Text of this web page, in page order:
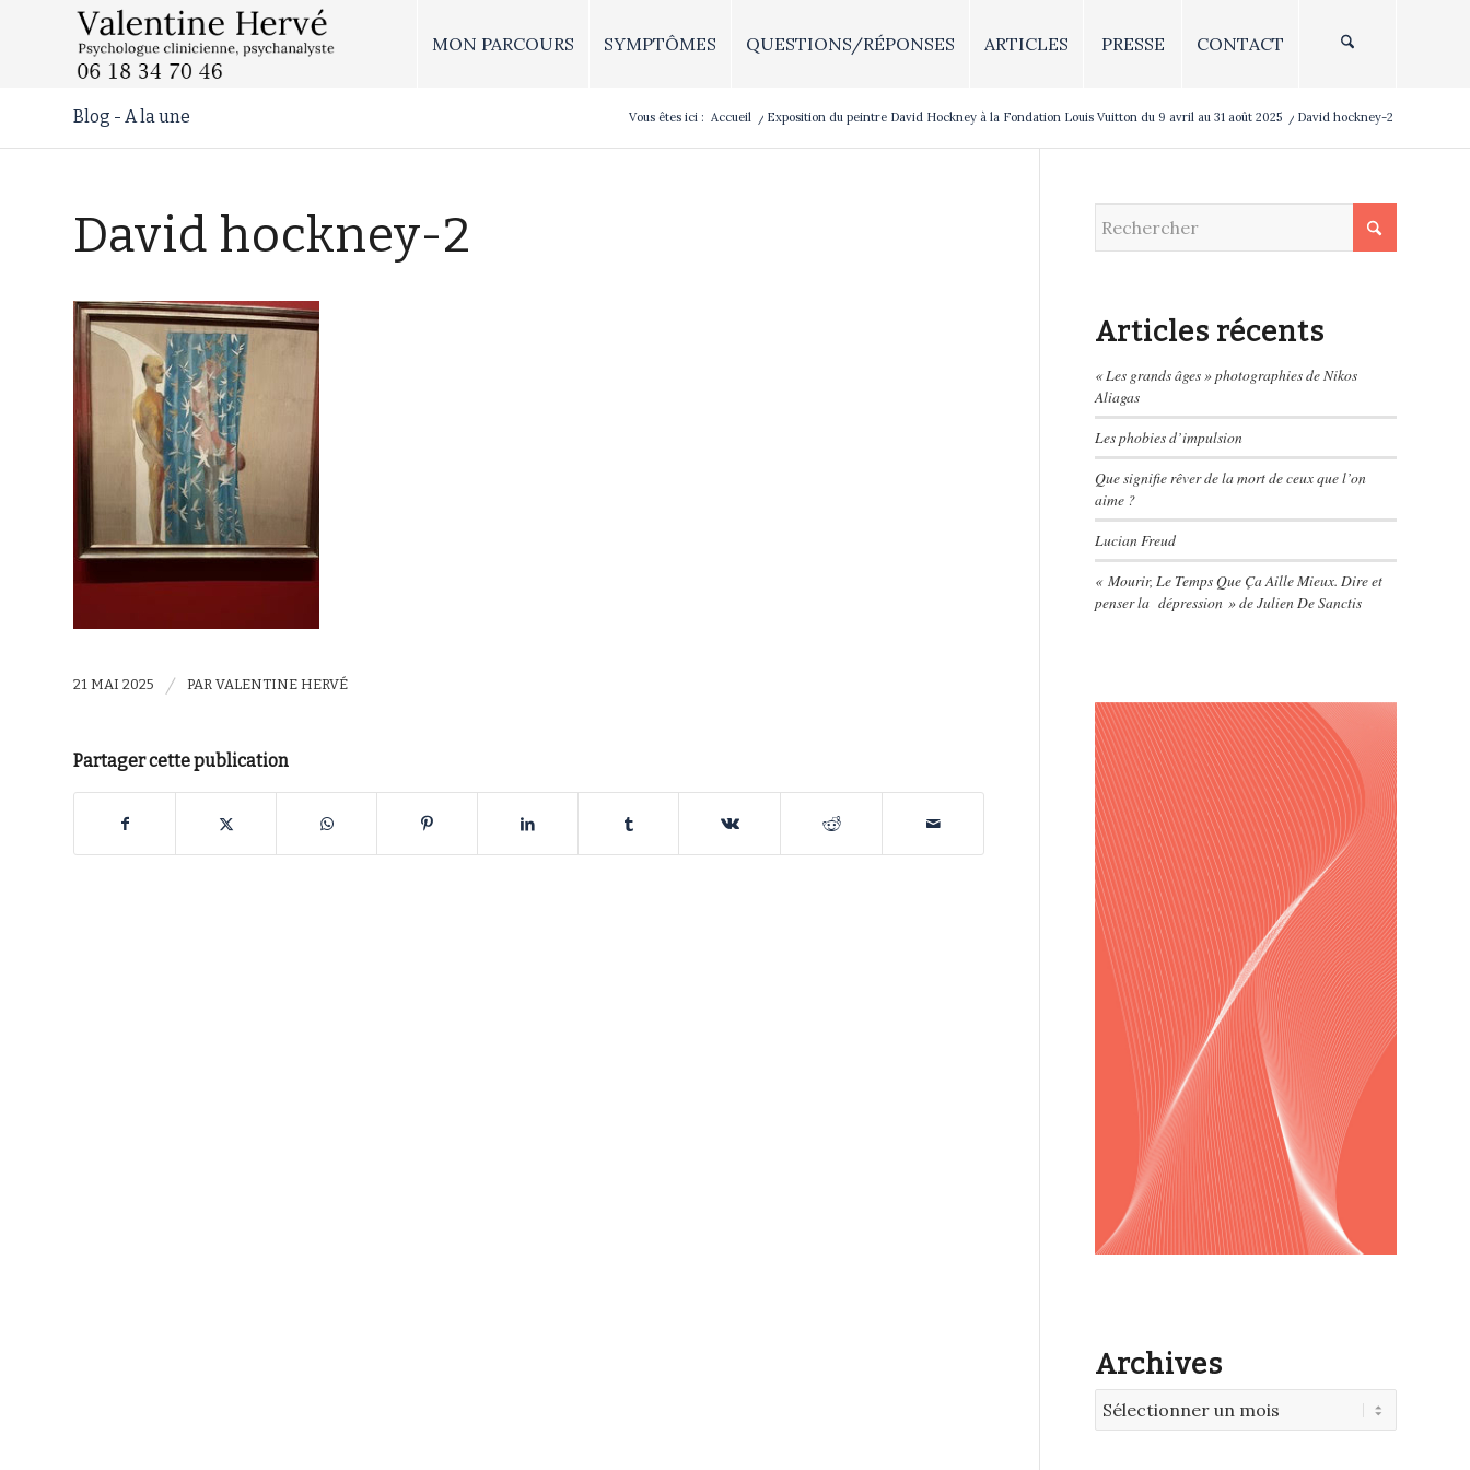
MON PARCOURS SYMPTÔMES QUESTIONS/RÉPONSES ARTICLES PRESSE CONTACT
Blog - A la une Vous êtes ici : Accueil / Exposition du peintre David Hockney à la Fondation Louis Vuitton du 9 avril au 31 août 2025 / David hockney-2
David hockney-2
21 MAI 2025 / PAR VALENTINE HERVÉ
Partager cette publication
Articles récents
« Les grands âges » photographies de Nikos
Aliagas
Les phobies d’impulsion
Que signifie rêver de la mort de ceux que l’on
aime ?
Lucian Freud
« Mourir, Le Temps Que Ça Aille Mieux. Dire et
penser la dépression » de Julien De Sanctis
Archives